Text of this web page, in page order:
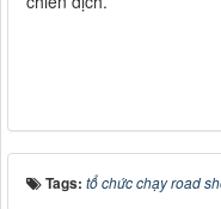
Tags: tổ chức chạy road